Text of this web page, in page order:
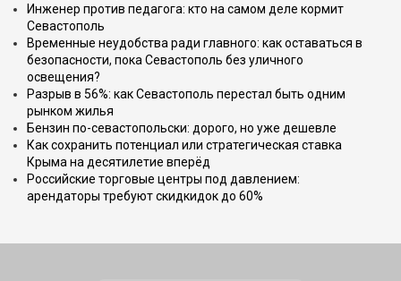
Инженер против педагога: кто на самом деле кормит
Севастополь
Временные неудобства ради главного: как оставаться в
безопасности, пока Севастополь без уличного
освещения?
Разрыв в 56%: как Севастополь перестал быть одним
рынком жилья
Бензин по-севастопольски: дорого, но уже дешевле
Как сохранить потенциал или стратегическая ставка
Крыма на десятилетие вперёд
Российские торговые центры под давлением:
арендаторы требуют скидкидок до 60%